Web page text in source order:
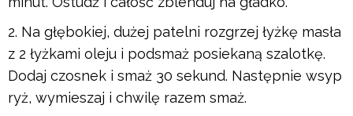
Na głębokiej, dużej patelni rozgrzej łyżkę masła
z 2 łyżkami oleju i podsmaż posiekaną szalotkę.
Dodaj czosnek i smaż 30 sekund. Następnie wsyp
ryż, wymieszaj i chwilę razem smaż.